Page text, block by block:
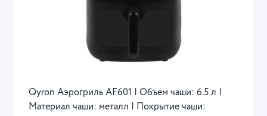
Qyron Аэрогриль AF601 | Объем чаши: 6.5 л |
Материал чаши: металл | Покрытие чаши: